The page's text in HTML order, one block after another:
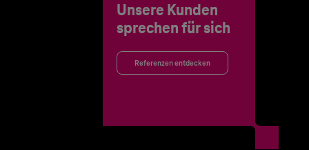
Unsere Kunden
sprechen für sich
Referenzen entdecken